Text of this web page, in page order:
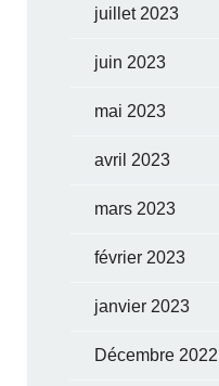
juillet 2023
juin 2023
mai 2023
avril 2023
mars 2023
février 2023
janvier 2023
Décembre 2022